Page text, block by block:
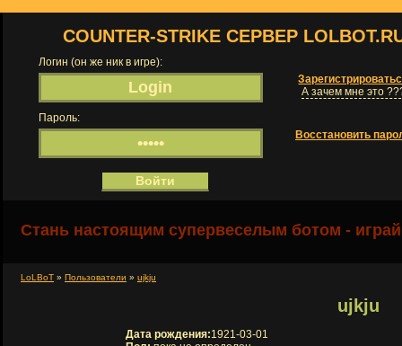
COUNTER-STRIKE СЕРВЕР
Логин (он же ник в игре):
А зачем мне это
Пароль:
Восстановить
Стань настоящим супервеселым ботом -
LoLBoT » Пользователи » ujkju
ujkju
Дата рождения:1921-03-01